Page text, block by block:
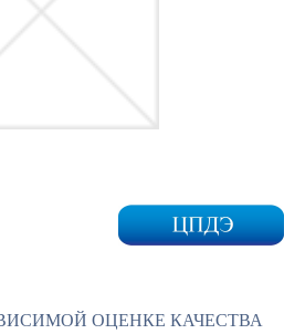
ОЦЕНКЕ КАЧЕСТВА